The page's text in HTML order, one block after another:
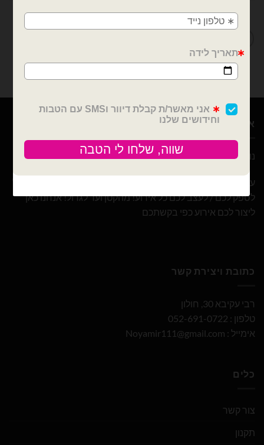
מדיניות החלפות / החזרות
אודות
נוי עמיר – שיווק והפצה בלונים וציוד נלווה לצרכן ובסיטונאות
לספק לכם / לעצב לכם כל אירוע! מהקטן ועד לגדול! אנחנו כאן
ליצור לכם אירוע כפי בקשתכם
כתובת ויצירת קשר
רבי עקיבא 30, חולון
טלפון : 052-691-0722
אימייל : Noyamir111@gmail.com
כלים
צור קשר
תקנון